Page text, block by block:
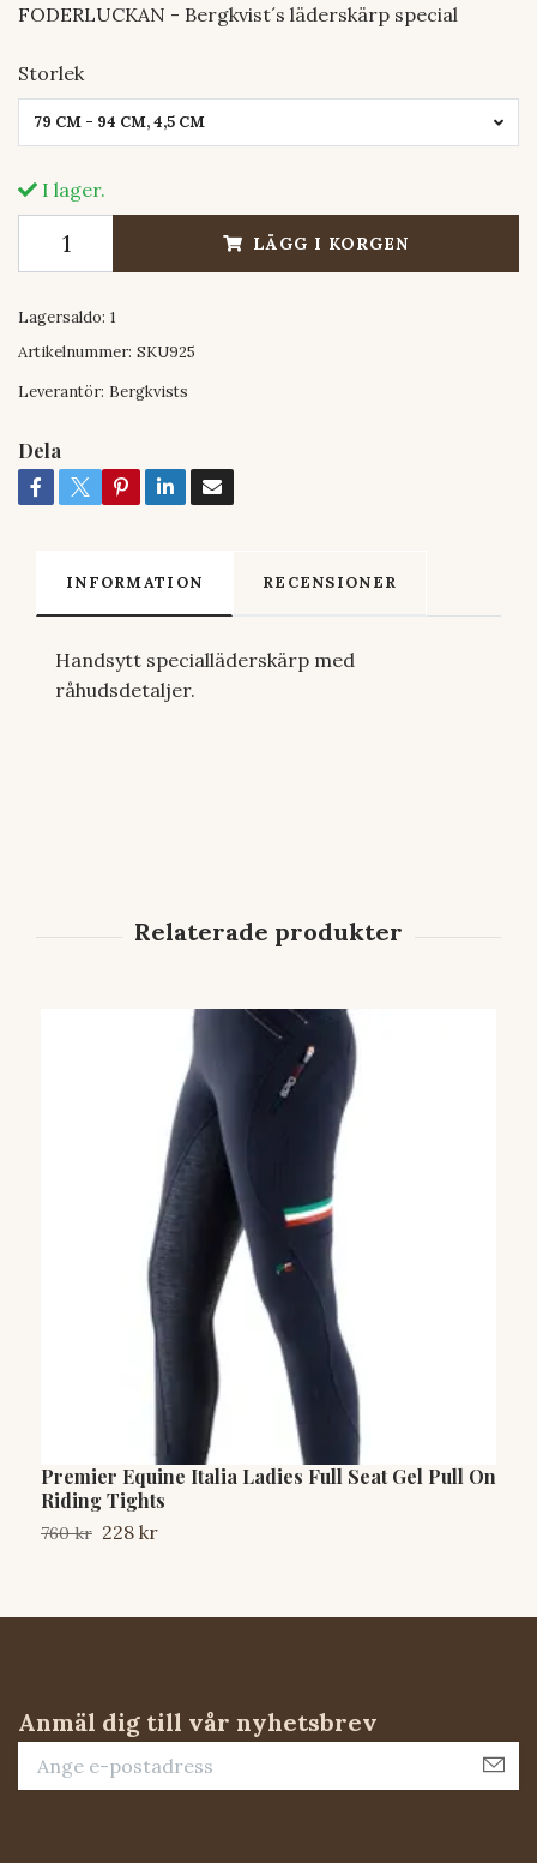
FODERLUCKAN - Bergkvist´s läderskärp special
Storlek
79 CM - 94 CM, 4,5 CM
I lager.
LÄGG I KORGEN
Lagersaldo: 1
Artikelnummer: SKU925
Leverantör: Bergkvists
Dela
INFORMATION RECENSIONER
Handsytt specialläderskärp med
råhudsdetaljer.
Premier Equine Italia Ladies Full Seat Gel Pull On
Riding Tights
760 kr 228 kr
Anmäl dig till vår nyhetsbrev